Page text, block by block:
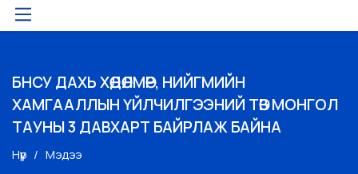
БНСУ ДАХЬ ХӨДӨЛМӨР, НИЙГМИЙН
ХАМГААЛЛЫН ҮЙЛЧИЛГЭЭНИЙ ТӨВ МОНГОЛ
ТАУНЫ 3 ДАВХАРТ БАЙРЛАЖ БАЙНА
Нүүр Мэдээ